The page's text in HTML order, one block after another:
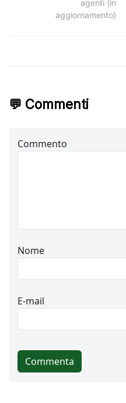
agenti (in
aggiornamento)
💬 Commenti